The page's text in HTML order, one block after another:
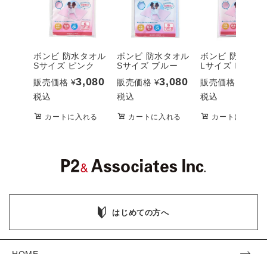
ボンビ 防水タオル
Sサイズ ピンク
販売価格 ¥3,080
税込
カートに入れる
ボンビ 防水タオル
Sサイズ ブルー
販売価格 ¥3,080
税込
カートに入れる
ボンビ 防水タオ
Lサイズ ピンク
販売価格
税込
カートに入れる
はじめての方へ